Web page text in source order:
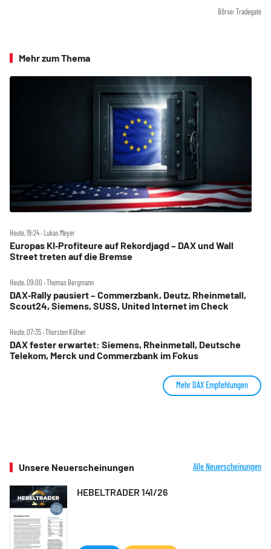
Börse: Tradegate
Mehr zum Thema
Heute, 19:24 ‧ Lukas Meyer
Europas KI‑Profiteure auf Rekordjagd – DAX und Wall
Street treten auf die Bremse
Heute, 09:00 ‧ Thomas Bergmann
DAX‑Rally pausiert – Commerzbank, Deutz, Rheinmetall,
Scout24, Siemens, SUSS, United Internet im Check
Heute, 07:35 ‧ Thorsten Küfner
DAX fester erwartet: Siemens, Rheinmetall, Deutsche
Telekom, Merck und Commerzbank im Fokus
Mehr DAX Empfehlungen
Unsere Neuerscheinungen Alle Neuerscheinungen
HEBELTRADER 141/26